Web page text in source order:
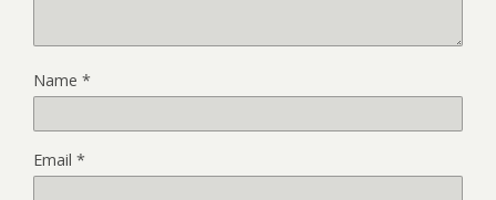
Name *
Email *